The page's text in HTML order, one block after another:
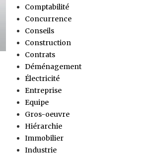
Comptabilité
Concurrence
Conseils
Construction
Contrats
Déménagement
Électricité
Entreprise
Equipe
Gros-oeuvre
Hiérarchie
Immobilier
Industrie